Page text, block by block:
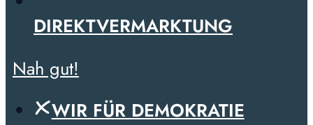
DIREKTVERMARKTUNG
Nah gut!
WIR FÜR DEMOKRATIE